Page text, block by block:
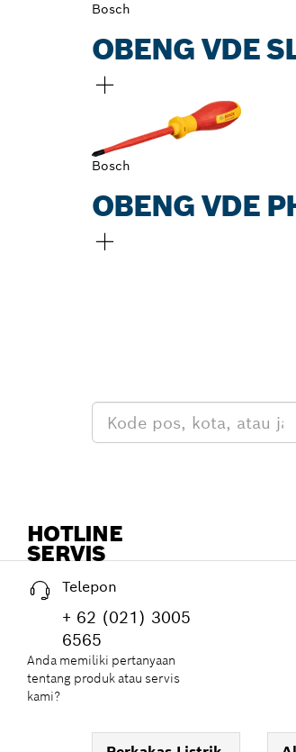
Bosch
OBENG VDE
Bosch
OBENG VDE
HOTLINE
SERVIS
Telepon
+ 62 (021) 3005
6565
Anda memiliki pertanyaan
tentang produk atau servis
kami?